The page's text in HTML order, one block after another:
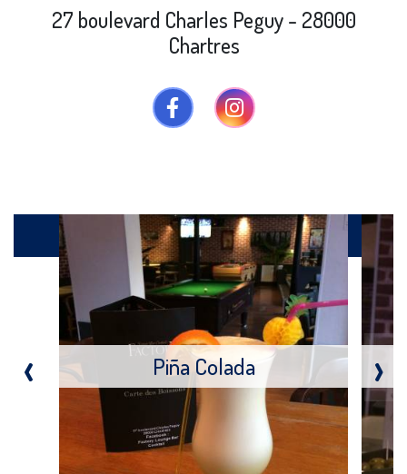
27 boulevard Charles Peguy - 28000
Chartres
Produits
Piña Colada
‹ ›